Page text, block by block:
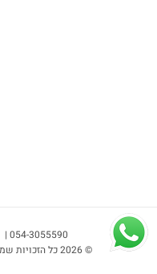
054-3055590 |
©2026 כל הזכויות שמורות לדגנית רוזנר |